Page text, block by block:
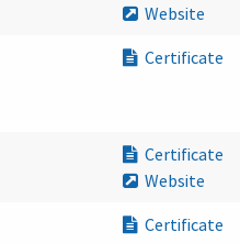
Website
Certificate
Certificate
Website
Certificate